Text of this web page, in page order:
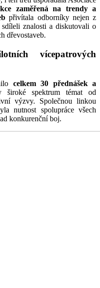
zaměřená na trendy a
přivítala odborníky nejen z
znalosti a diskutovali o
dřevostaveb.
vícepatrových
celkem 30 přednášek a
široké spektrum témat od
výzvy. Společnou linkou
nutnost spolupráce všech
konkurenční boj.